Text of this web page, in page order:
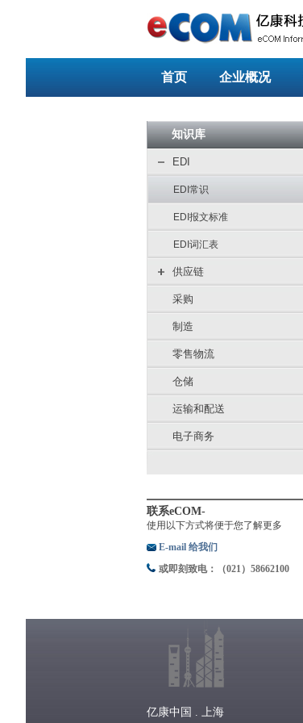
首页 企业概况
知识库
EDI
EDI常识
EDI报文标准
EDI词汇表
供应链
采购
制造
零售物流
仓储
运输和配送
电子商务
联系eCOM-
使用以下方式将便于您了解更多
E-mail 给我们
或即刻致电：（021）58662100
亿康中国 . 上海